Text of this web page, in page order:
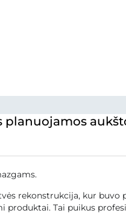
rekonstrukcija, kur
Tai puikus